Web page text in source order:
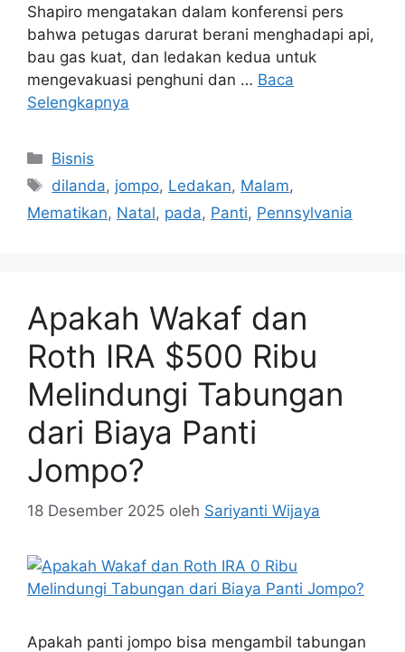
Shapiro mengatakan dalam konferensi pers
bahwa petugas darurat berani menghadapi api,
bau gas kuat, dan ledakan kedua untuk
mengevakuasi penghuni dan … Baca
Selengkapnya
Kategori
Bisnis
Tag
dilanda, jompo, Ledakan, Malam,
Mematikan, Natal, pada, Panti, Pennsylvania
Apakah Wakaf dan
Roth IRA $500 Ribu
Melindungi Tabungan
dari Biaya Panti
Jompo?
18 Desember 2025 oleh Sariyanti Wijaya
Apakah panti jompo bisa mengambil tabungan